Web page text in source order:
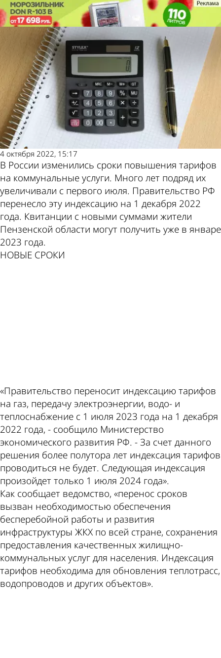
Тарифы ЖКХ вырастут с 1
декабря
Молодой
ленинец
4 октября 2022, 15:17
В России изменились сроки повышения тарифов
на коммунальные услуги. Много лет подряд их
увеличивали с первого июля. Правительство РФ
перенесло эту индексацию на 1 декабря 2022
года. Квитанции с новыми суммами жители
Пензенской области могут получить уже в январе
2023 года.
НОВЫЕ СРОКИ
«Правительство переносит индексацию тарифов
на газ, передачу электроэнергии, водо-­ и
теплоснабжение с 1 июля 2023 года на 1 декабря
2022 года, - сообщило Министерство
экономического развития РФ. - За счет данного
решения более полутора лет индексация тарифов
проводиться не будет. Следующая индексация
произойдет только 1 июля 2024 года».
Как сообщает ведомство, «перенос сроков
вызван необходимостью обеспечения
бесперебойной работы и развития
инфраструктуры ЖКХ по всей стране, сохранения
предоставления качественных жилищно-
коммунальных услуг для населения. Индексация
тарифов необходима для обновления теплотрасс,
водопроводов и других объектов».
Тарифы ЖКХ вырастут с 1
декабря
Молодой
ленинец
Также
пресса
пишет
по этой
Погода
и
курсы
валют
Пензе